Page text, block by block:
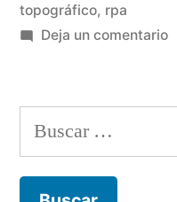
topográfico, rpa
Deja un comentarioen
Buscar: